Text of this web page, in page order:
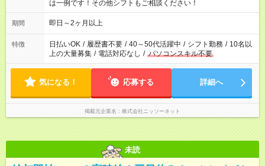
は一例です！その他シフトもご相談ください！
期間 即日～2ヶ月以上
特徴 日払いOK / 履歴書不要 / 40～50代活躍中 / シフト勤務 / 10名以
上の大量募集 / 電話対応なし / パソコンスキル不要
気になる！ 応募する 詳細へ
掲載元企業名 株式会社ニッソーネット
未読